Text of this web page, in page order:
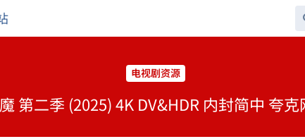
电视剧资源
魔 第二季 (2025) 4K DV&HDR 内封简中 夸